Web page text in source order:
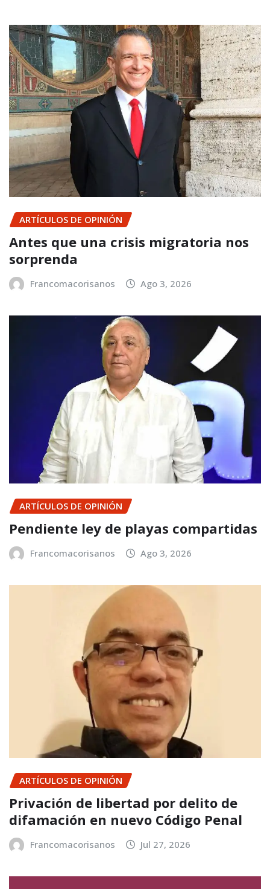
ARTÍCULOS DE OPINIÓN
Antes que una crisis migratoria nos
sorprenda
Francomacorisanos Ago 3, 2026
ARTÍCULOS DE OPINIÓN
Pendiente ley de playas compartidas
Francomacorisanos Ago 3, 2026
ARTÍCULOS DE OPINIÓN
Privación de libertad por delito de
difamación en nuevo Código Penal
Francomacorisanos Jul 27, 2026